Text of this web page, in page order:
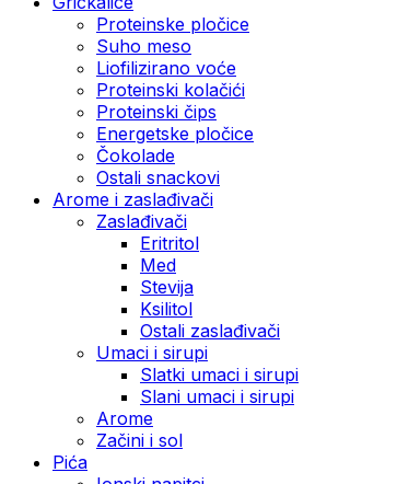
Proteinske pločice
Suho meso
Liofilizirano voće
Proteinski kolačići
Proteinski čips
Energetske pločice
Čokolade
Ostali snackovi
Arome i zaslađivači
Zaslađivači
Eritritol
Med
Stevija
Ksilitol
Ostali zaslađivači
Umaci i sirupi
Slatki umaci i sirupi
Slani umaci i sirupi
Arome
Začini i sol
Pića